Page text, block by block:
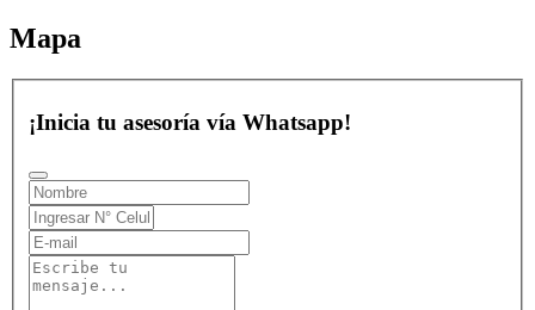
Mapa
¡Inicia tu asesoría vía Whatsapp!